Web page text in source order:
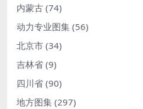
内蒙古 (74)
动力专业图集 (56)
北京市 (34)
吉林省 (9)
四川省 (90)
地方图集 (297)